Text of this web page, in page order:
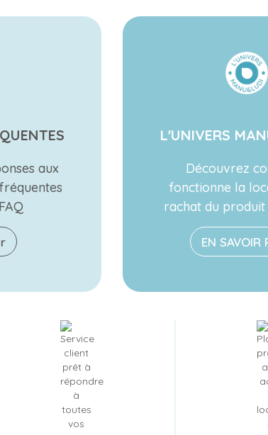
aux
L'UNIVERS
Découvrez
fonctionne la
rachat du produit
EN SAVOIR